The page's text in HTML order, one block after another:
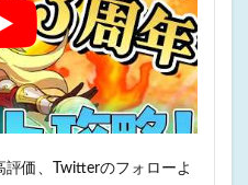
価、Twitterのフォローよ